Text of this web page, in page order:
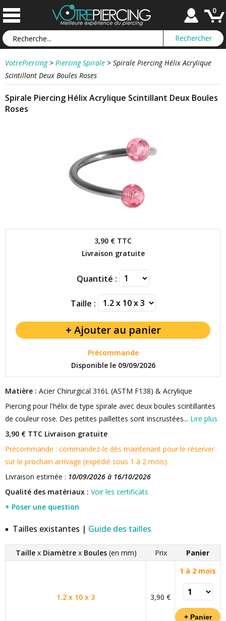
0
VotrePiercing > Piercing Spirale > Spirale Piercing Hélix Acrylique
Scintillant Deux Boules Roses
Spirale Piercing Hélix Acrylique Scintillant Deux Boules
Roses
3,90 € TTC
Livraison gratuite
Quantité :
Taille :
Précommande
Disponible le 09/09/2026
Matière : Acier Chirurgical 316L (ASTM F138) & Acrylique
Piercing pour l'hélix de type spirale avec deux boules scintillantes
de couleur rose. Des petites paillettes sont inscrustées... Lire plus
3,90 € TTC Livraison gratuite
Précommande : commandez-le dès maintenant pour le réserver
sur le prochain arrivage (expédié sous 1 à 2 mois).
Livraison estimée : 10/09/2026 à 16/10/2026
Qualité des matériaux : Voir les certificats
+ Poser une question
Tailles existantes | Guide des tailles
Taille x Diamètre x Boules (en mm) Prix Panier
1.2 x 10 x 3 3,90 €
1 à 2 mois